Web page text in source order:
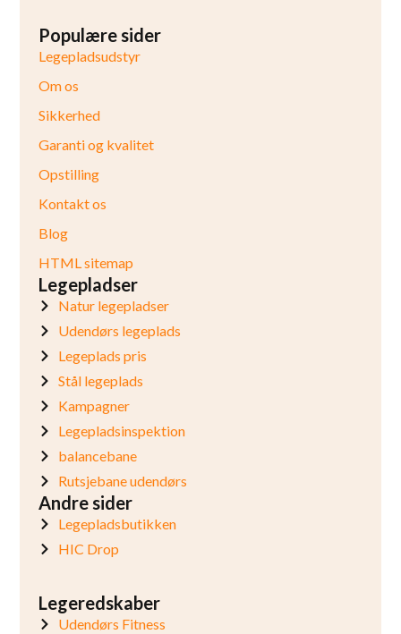
Populære sider
Legepladsudstyr
Om os
Sikkerhed
Garanti og kvalitet
Opstilling
Kontakt os
Blog
HTML sitemap
Legepladser
Natur legepladser
Udendørs legeplads
Legeplads pris
Stål legeplads
Kampagner
Legepladsinspektion
balancebane
Rutsjebane udendørs
Andre sider
Legepladsbutikken
HIC Drop
Legeredskaber
Udendørs Fitness